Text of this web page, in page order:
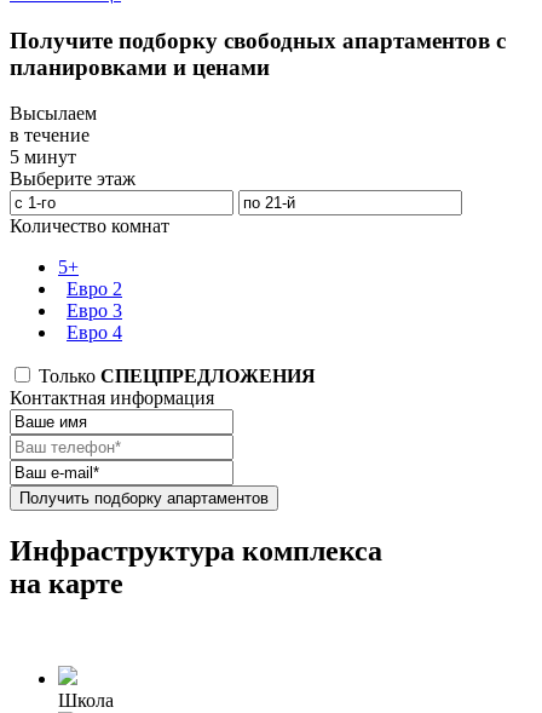
Получите подборку свободных апартаментов с
планировками и ценами
Высылаем
в течение
5 минут
Выберите этаж
Количество комнат
5+
Евро 2
Евро 3
Евро 4
Только СПЕЦПРЕДЛОЖЕНИЯ
Контактная информация
Получить подборку апартаментов
Инфраструктура комплекса
на карте
Школа